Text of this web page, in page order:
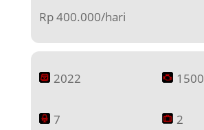
Rp 400.000/hari
2022 1500
7 2